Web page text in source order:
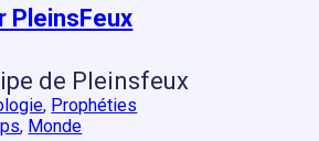
PleinsFeux
de Pleinsfeux
, Prophéties
, Monde